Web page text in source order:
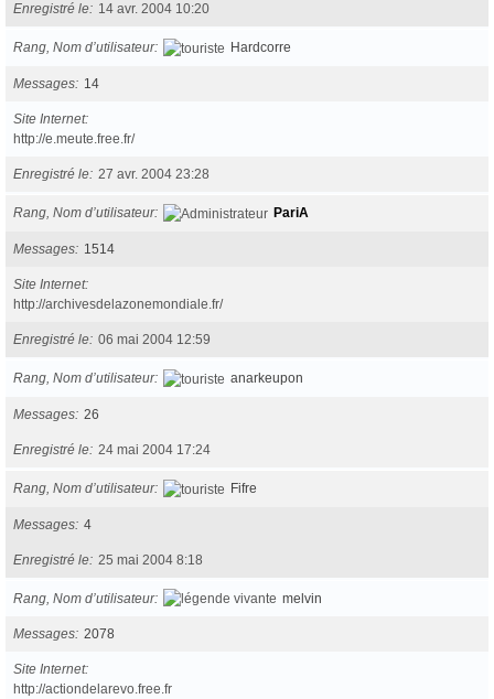
Enregistré le 14 avr. 2004 10:20
Rang, Nom d’utilisateur Hardcorre
Messages 14
Site Internet
http://e.meute.free.fr/
Enregistré le 27 avr. 2004 23:28
Rang, Nom d’utilisateur PariA
Messages 1514
Site Internet
http://archivesdelazonemondiale.fr/
Enregistré le 06 mai 2004 12:59
Rang, Nom d’utilisateur anarkeupon
Messages 26
Enregistré le 24 mai 2004 17:24
Rang, Nom d’utilisateur Fifre
Messages 4
Enregistré le 25 mai 2004 8:18
Rang, Nom d’utilisateur melvin
Messages 2078
Site Internet
http://actiondelarevo.free.fr